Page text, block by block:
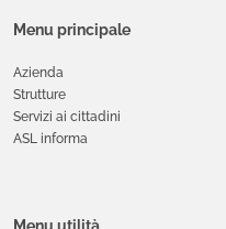
Menu principale
Azienda
Strutture
Servizi ai cittadini
ASL informa